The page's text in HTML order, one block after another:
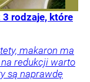
rodzaje, które
makaron ma
redukcji warto
są naprawdę